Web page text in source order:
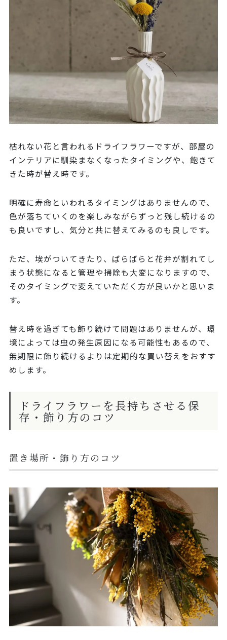
枯れない花と言われるドライフラワーですが、部屋の
インテリアに馴染まなくなったタイミングや、飽きて
きた時が替え時です。
明確に寿命といわれるタイミングはありませんので、
色が落ちていくのを楽しみながらずっと残し続けるの
も良いですし、気分と共に替えてみるのも良しです。
ただ、埃がついてきたり、ばらばらと花弁が割れてし
まう状態になると管理や掃除も大変になりますので、
そのタイミングで変えていただく方が良いかと思いま
す。
替え時を過ぎても飾り続けて問題はありませんが、環
境によっては虫の発生原因になる可能性もあるので、
無期限に飾り続けるよりは定期的な買い替えをおすす
めします。
ドライフラワーを長持ちさせる保
存・飾り方のコツ
置き場所・飾り方のコツ